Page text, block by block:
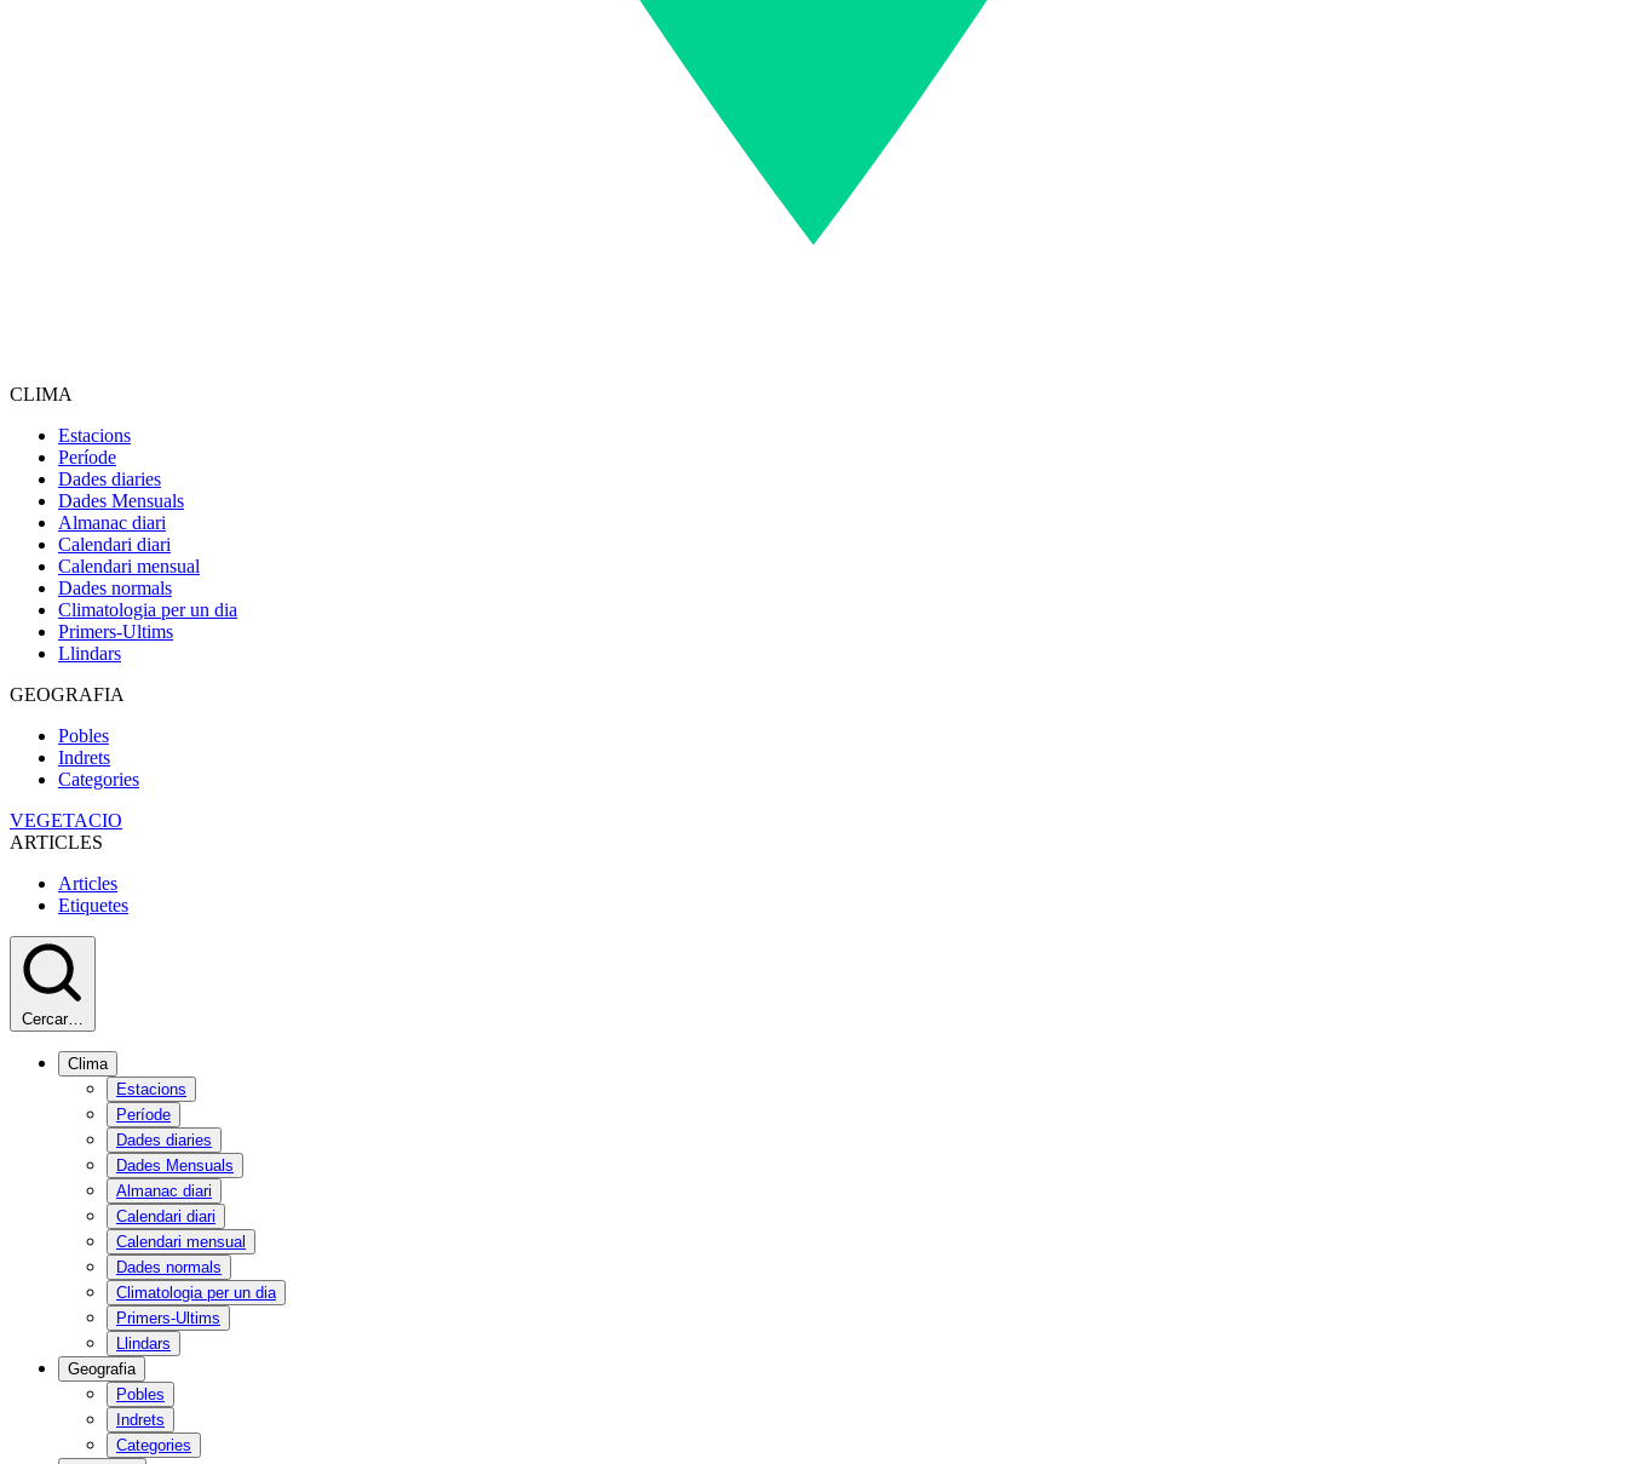
CLIMA
Estacions
Període
Dades diaries
Dades Mensuals
Almanac diari
Calendari diari
Calendari mensual
Dades normals
Climatologia per un dia
Primers-Ultims
Llindars
GEOGRAFIA
Pobles
Indrets
Categories
VEGETACIO
ARTICLES
Articles
Etiquetes
Cercar…
Clima
Estacions
Període
Dades diaries
Dades Mensuals
Almanac diari
Calendari diari
Calendari mensual
Dades normals
Climatologia per un dia
Primers-Ultims
Llindars
Geografia
Pobles
Indrets
Categories